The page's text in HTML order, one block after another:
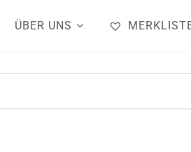
ÜBER UNS